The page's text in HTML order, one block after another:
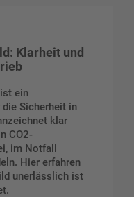
Klarheit und
ist ein
Sicherheit in
klar
CO2-
im Notfall
Hier erfahren
unerlässlich ist